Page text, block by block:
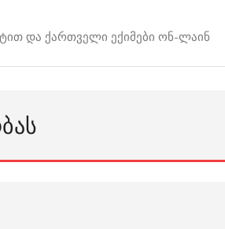
და ქართველი ექიმები ონ-ლაინ